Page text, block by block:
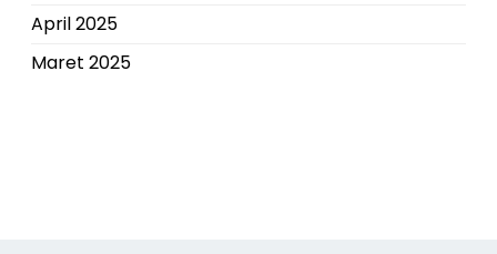
April 2025
Maret 2025